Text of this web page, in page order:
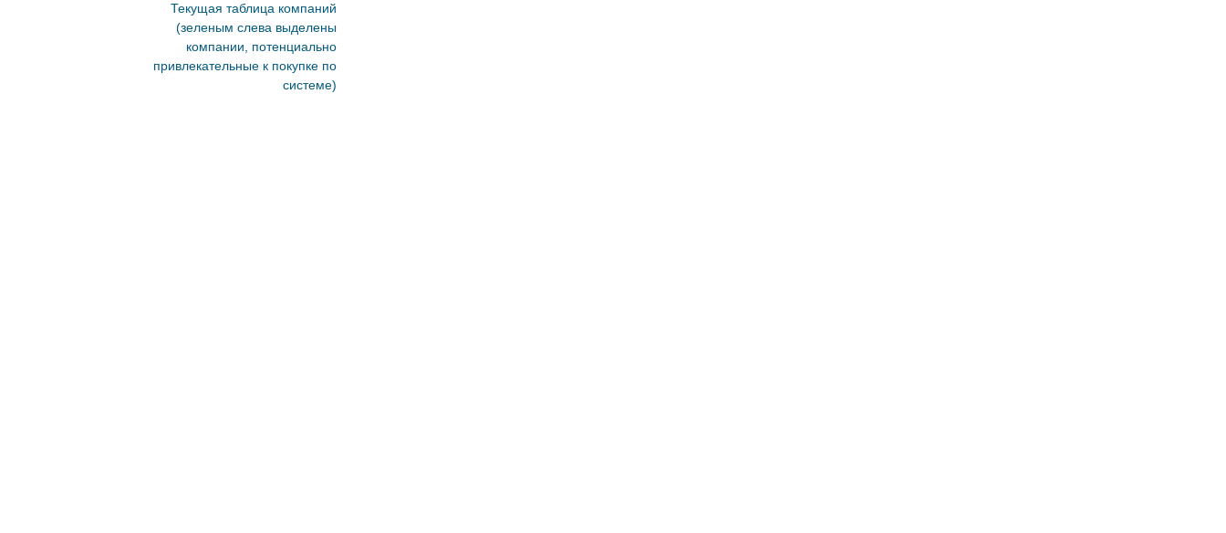
Текущая таблица компаний
(зеленым слева выделены
компании, потенциально
привлекательные к покупке по
системе)